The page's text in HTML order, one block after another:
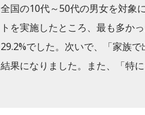
全国の10代～50代の男女を対象
トを実施したところ、最も多か
29.2%でした。次いで、「家族
結果になりました。また、「特